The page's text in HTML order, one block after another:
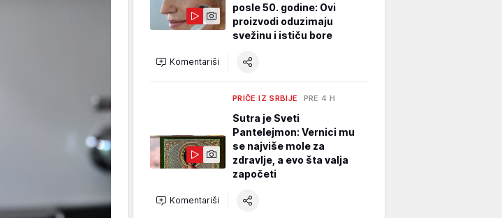
posle 50. godine: Ovi
proizvodi oduzimaju
svežinu i ističu bore
Komentariši
PRIČE IZ SRBIJE PRE 4 H
Sutra je Sveti
Pantelejmon: Vernici mu
se najviše mole za
zdravlje, a evo šta valja
započeti
Komentariši